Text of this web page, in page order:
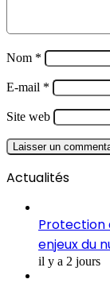
Nom *
E-mail *
Site web
Actualités
Protection
enjeux du
il y a 2 jours